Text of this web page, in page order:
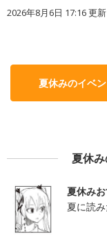
2026年8月6日 17:16更新
夏休みのイベ
夏休
夏休み
夏に読